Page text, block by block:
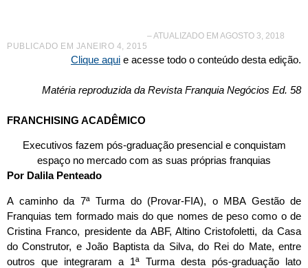
PUBLICADO EM JANEIRO 4, 2015
– ATUALIZADO EM AGOSTO 3, 2018
Clique aqui e acesse todo o conteúdo desta edição.
Matéria reproduzida da Revista Franquia Negócios Ed. 58
FRANCHISING ACADÊMICO
Executivos fazem pós-graduação presencial e conquistam
espaço no mercado com as suas próprias franquias
Por Dalila Penteado
A caminho da 7ª Turma do (Provar-FIA), o MBA Gestão de
Franquias tem formado mais do que nomes de peso como o de
Cristina Franco, presidente da ABF, Altino Cristofoletti, da Casa
do Construtor, e João Baptista da Silva, do Rei do Mate, entre
outros que integraram a 1ª Turma desta pós-graduação lato